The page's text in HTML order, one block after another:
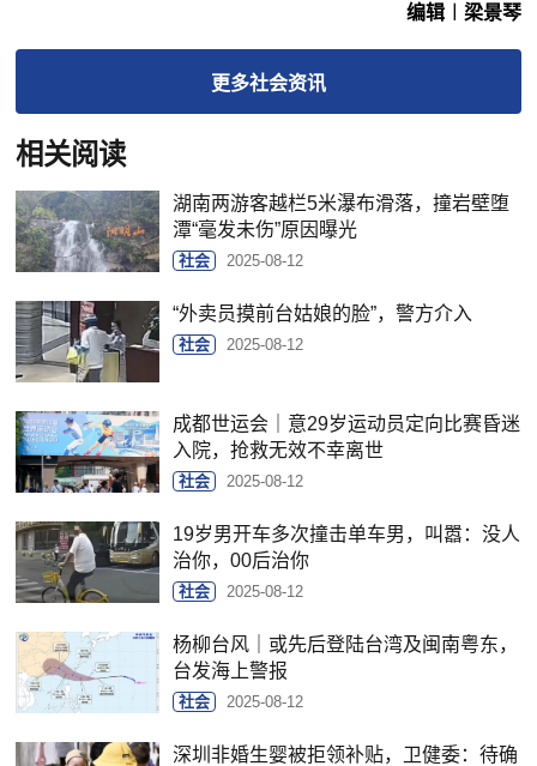
编辑︱梁景琴
更多社会资讯
相关阅读
湖南两游客越栏5米瀑布滑落，撞岩壁堕
潭“毫发未伤”原因曝光
社会 2025-08-12
“外卖员摸前台姑娘的脸”，警方介入
社会 2025-08-12
成都世运会｜意29岁运动员定向比赛昏迷
入院，抢救无效不幸离世
社会 2025-08-12
19岁男开车多次撞击单车男，叫嚣：没人
治你，00后治你
社会 2025-08-12
杨柳台风｜或先后登陆台湾及闽南粤东，
台发海上警报
社会 2025-08-12
深圳非婚生婴被拒领补贴，卫健委：待确